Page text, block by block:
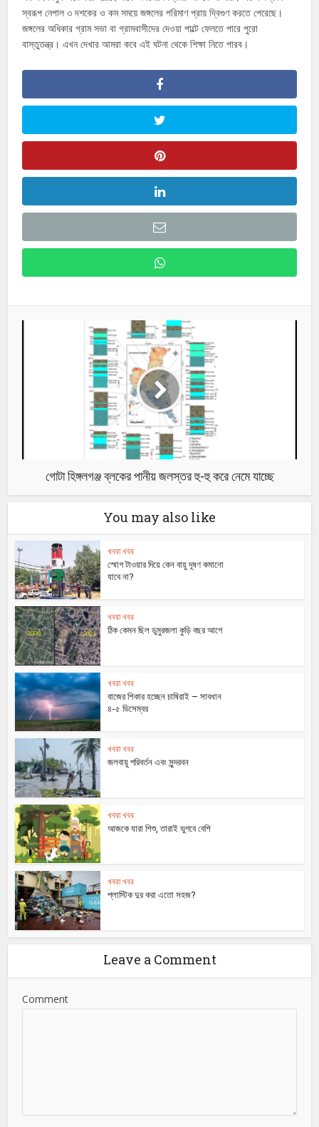
স্বরূপ নেপাল ৩ দশকের ও কম সময়ে জঙ্গলের পরিমাণ প্রায় দ্বিগুণ করতে পেরেছে।
জঙ্গলের অধিকার গ্রাম সভা বা গ্রামবাসীদের দেওয়া পাল্টে ফেলতে পারে পুরো
বাস্তুতন্ত্র। এখন দেখার আমরা কবে এই ঘটনা থেকে শিক্ষা নিতে পারব।
গোটা হিঙ্গলগঞ্জ ব্লকের পানীয় জলস্তর হু-হু করে নেমে যাচ্ছে
You may also like
খবরা খবর
স্মোগ টাওয়ার দিয়ে কেন বায়ু দূষণ কমানো
যাবে না?
খবরা খবর
ঠিক কেমন ছিল ডুমুরজলা কুড়ি বছর আগে
খবরা খবর
বাজের শিকার হচ্ছেন চাষিরাই – সাবধান
৪-৫ ডিসেম্বর
খবরা খবর
জলবায়ু পরিবর্তন এবং সুন্দরবন
খবরা খবর
আজকে যারা শিশু, তারাই ভুগবে বেশি
খবরা খবর
প্লাস্টিক দুর করা এতো সহজ?
Leave a Comment
Comment